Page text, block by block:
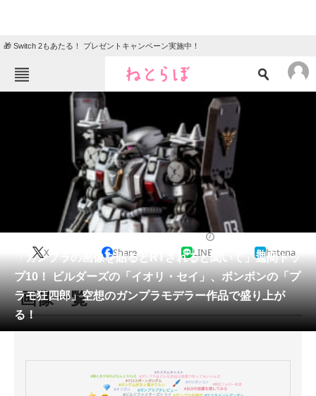
🎁 Switch 2もあたる！ プレゼントキャンペーン実施中！
ねとらぼメニュー
クイズ
地域
教育・育児
リサーチ
会員記事
メディア
注目記事を集めた総合ページ
スマホと通信の最新トレンド
「ガンプラの画像を貼るとRTされると聞いて」週間トッ
プ10！ ビルダーズの「イオリ・セイ」、ボンボンの「プ
ラモ狂四郎」空想のガンプラモデラー作品で盛り上が
る！
X Share LINE hatena
画像一覧